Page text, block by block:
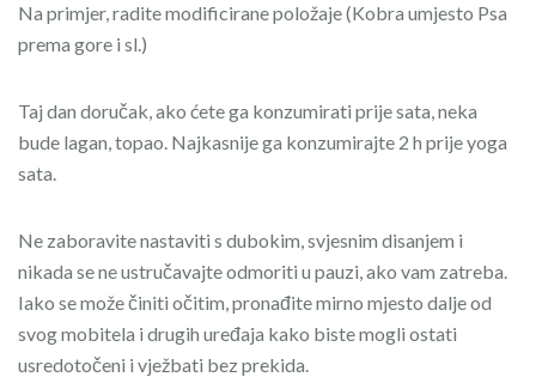
Na primjer, radite modificirane položaje (Kobra umjesto Psa
prema gore i sl.)
Taj dan doručak, ako ćete ga konzumirati prije sata, neka
bude lagan, topao. Najkasnije ga konzumirajte 2 h prije yoga
sata.
Ne zaboravite nastaviti s dubokim, svjesnim disanjem i
nikada se ne ustručavajte odmoriti u pauzi, ako vam zatreba.
Iako se može činiti očitim, pronađite mirno mjesto dalje od
svog mobitela i drugih uređaja kako biste mogli ostati
usredotočeni i vježbati bez prekida.